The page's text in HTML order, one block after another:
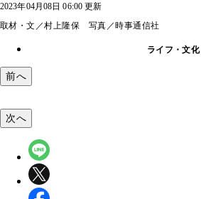
2023年04月08日 06:00 更新
取材・文／村上隆保 写真／時事通信社
ライフ・文化
前へ
次へ